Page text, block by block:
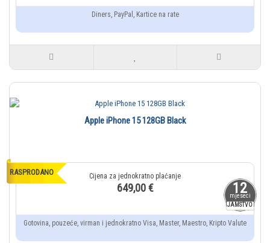
Diners, PayPal, Kartice na rate
12
mjeseci
JAMSTVO
RASPRODANO
Apple iPhone 15 128GB Black
649,00 €
Gotovina, pouzeće, virman i jednokratno Visa, Master, Maestro, Kripto Valute